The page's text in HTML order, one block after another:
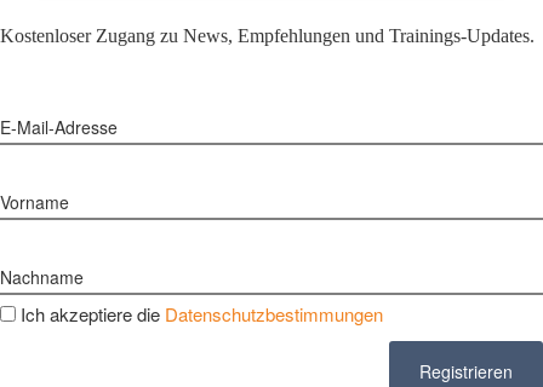
Kostenloser Zugang zu News, Empfehlungen und Trainings-Updates.
E-Mail-Adresse
Vorname
Nachname
Ich akzeptiere die Datenschutzbestimmungen